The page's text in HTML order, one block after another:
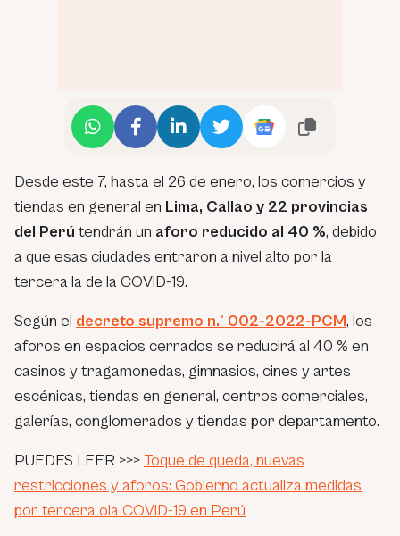
Desde este 7, hasta el 26 de enero, los comercios y
tiendas en general en Lima, Callao y 22 provincias
del Perú tendrán un aforo reducido al 40 %, debido
a que esas ciudades entraron a nivel alto por la
tercera la de la COVID-19.
Según el decreto supremo n.° 002-2022-PCM, los
aforos en espacios cerrados se reducirá al 40 % en
casinos y tragamonedas, gimnasios, cines y artes
escénicas, tiendas en general, centros comerciales,
galerías, conglomerados y tiendas por departamento.
PUEDES LEER >>> Toque de queda, nuevas
restricciones y aforos: Gobierno actualiza medidas
por tercera ola COVID-19 en Perú